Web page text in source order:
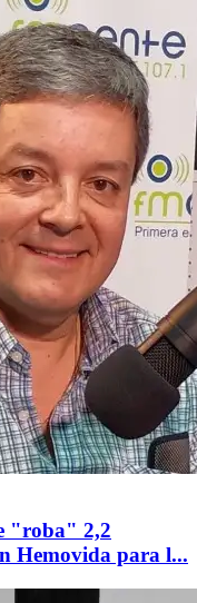
"roba" 2,2
Hemovida para l...